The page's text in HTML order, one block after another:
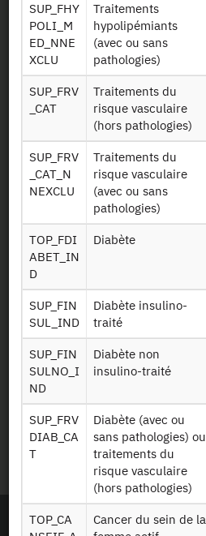
SUP_FHY
POLI_M
ED_NNE
XCLU
Traitements
hypolipémiants
(avec ou sans
pathologies)
SUP_FRV
_CAT
Traitements du
risque vasculaire
(hors pathologies)
SUP_FRV
_CAT_N
NEXCLU
Traitements du
risque vasculaire
(avec ou sans
pathologies)
TOP_FDI
ABET_IN
D
Diabète
SUP_FIN
SUL_IND
Diabète insulino-
traité
SUP_FIN
SULNO_I
ND
Diabète non
insulino-traité
SUP_FRV
DIAB_CA
T
Diabète (avec ou
sans pathologies) ou
traitements du
risque vasculaire
(hors pathologies)
TOP_CA
Cancer du sein de la
Contact
Documents
Plan
Marchés
Mentions
Plan du